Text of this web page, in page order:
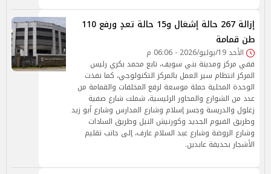
إزالة 267 حالة إشغال و15 حالة تعدٍ ورفع 110
طن قمامة
الأحد 19/يوليو/2026 - 06:06 م
ففي مركز ومدينة بني سويف، تابع محمد بكري رئيس
المركز انتظام سير العمل بالمركز التكنولوجي، كما نفذت
الوحدة المحلية حملة موسعة لرفع المخلفات والقمامة من
عدد من الشوارع والمحاور الرئيسية، شملت شارع صفية
زغلول والدريسة وجسر إسلام وشارع المدارس وشارع أبو زيد
وطريق الفيوم الجديد وكورنيش النيل وطريق السادات
وشارع الروضة وشارع عبد السلام عارف، إلى جانب تقليم
الأشجار بحديقة عابدين.